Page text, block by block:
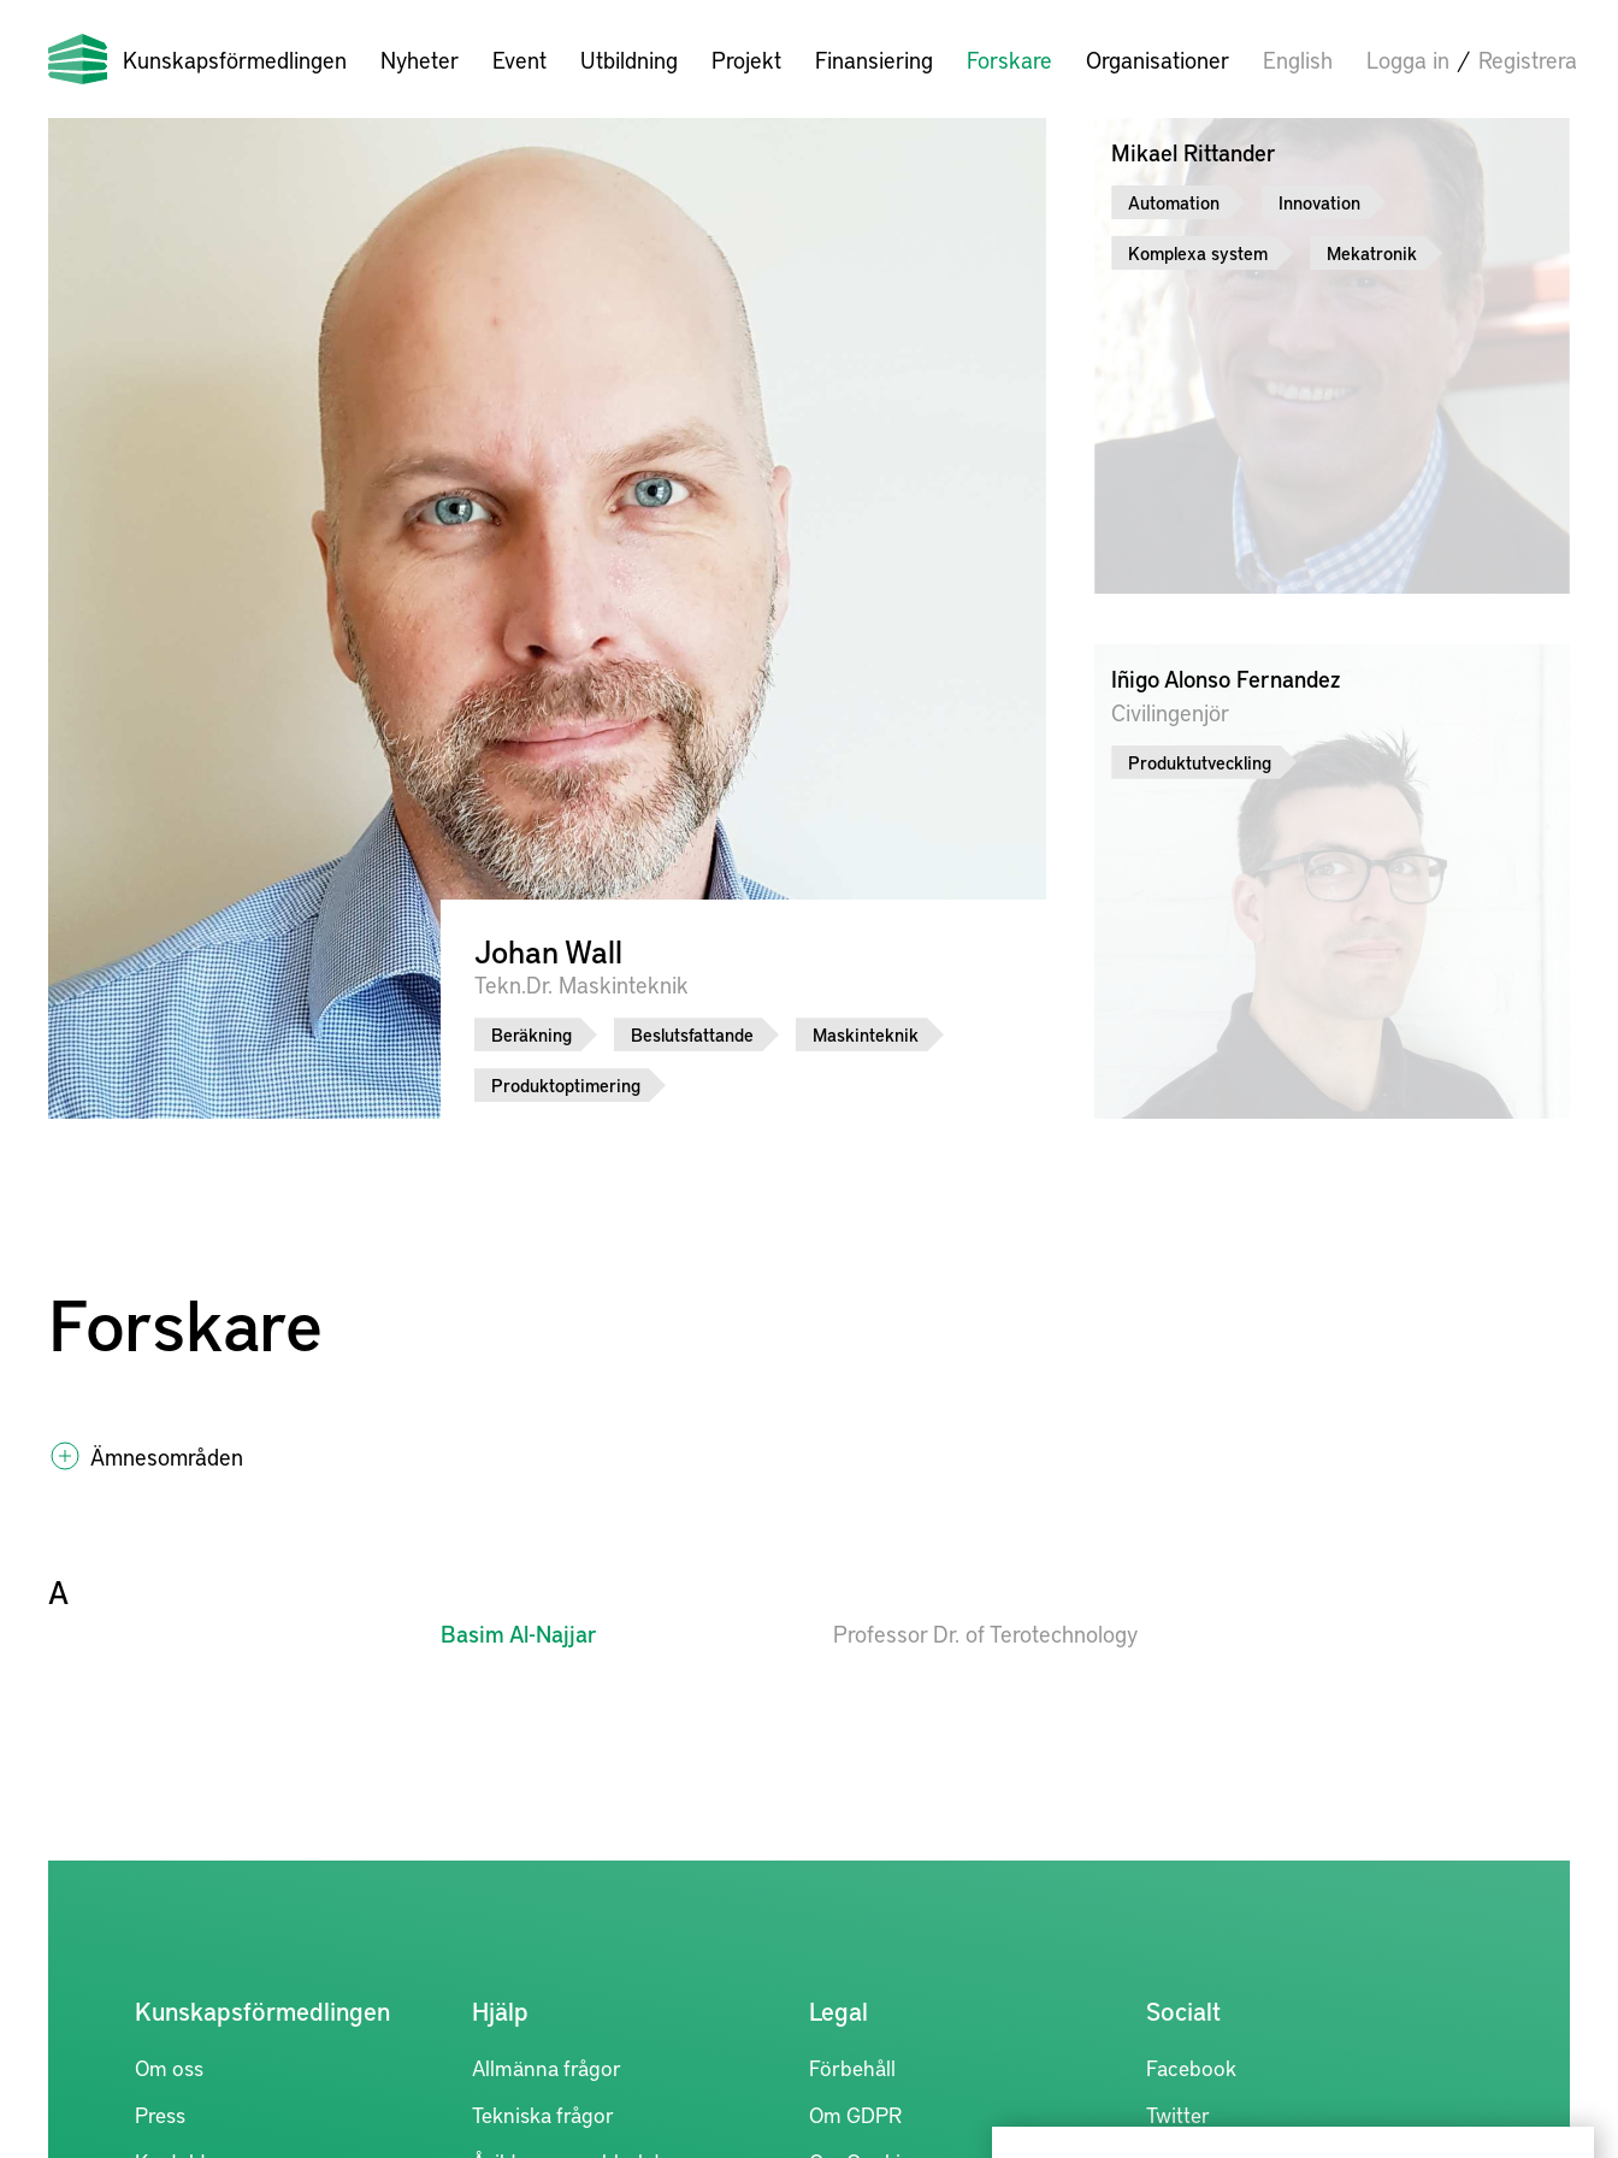
Kunskapsförmedlingen Nyheter Event Utbildning Projekt Finansiering Forskare Organisationer English Logga in / Registrera
Johan Wall
Tekn.Dr. Maskinteknik
Beräkning Beslutsfattande Maskinteknik
Produktoptimering
Mikael Rittander
Automation Innovation
Komplexa system Mekatronik
Iñigo Alonso Fernandez
Civilingenjör
Produktutveckling
Forskare
Ämnesområden
A
BasimAl-Najjar Professor Dr. of Terotechnology
Kunskapsförmedlingen
Om oss
Press
Hjälp
Allmänna frågor
Tekniska frågor
Legal
Förbehåll
Om GDPR
Socialt
Facebook
Twitter